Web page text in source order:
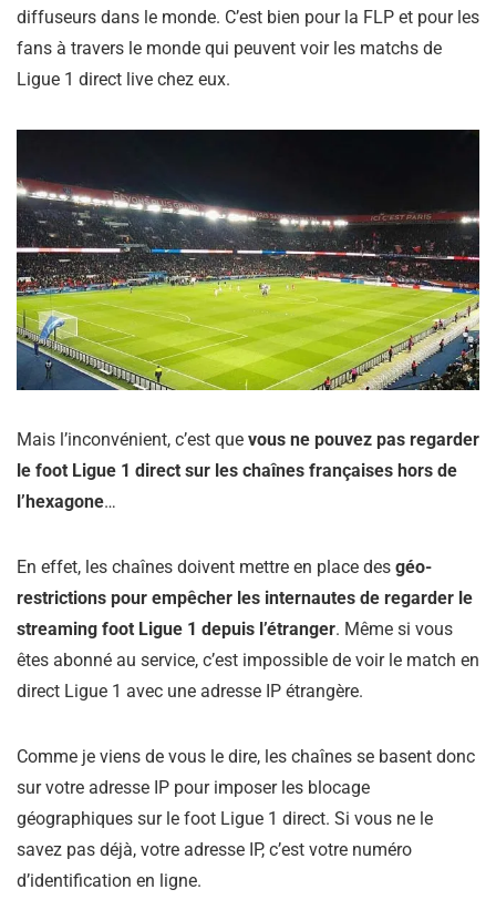
diffuseurs dans le monde. C’est bien pour la FLP et pour les
fans à travers le monde qui peuvent voir les matchs de
Ligue 1 direct live chez eux.
Mais l’inconvénient, c’est que vous ne pouvez pas regarder
le foot Ligue 1 direct sur les chaînes françaises hors de
l’hexagone…
En effet, les chaînes doivent mettre en place des géo-
restrictions pour empêcher les internautes de regarder le
streaming foot Ligue 1 depuis l’étranger. Même si vous
êtes abonné au service, c’est impossible de voir le match en
direct Ligue 1 avec une adresse IP étrangère.
Comme je viens de vous le dire, les chaînes se basent donc
sur votre adresse IP pour imposer les blocage
géographiques sur le foot Ligue 1 direct. Si vous ne le
savez pas déjà, votre adresse IP, c’est votre numéro
d’identification en ligne.